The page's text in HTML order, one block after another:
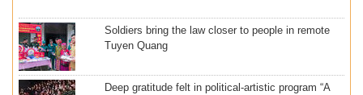
Soldiers bring the law closer to people in remote
Tuyen Quang
Deep gratitude felt in political-artistic program “A